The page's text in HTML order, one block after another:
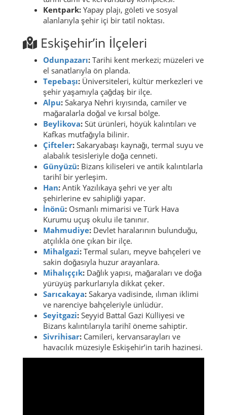
Kentpark: Yapay plajı, göleti ve sosyal
alanlarıyla şehir içi bir tatil noktası.
Eskişehir’in İlçeleri
Odunpazarı: Tarihi kent merkezi; müzeleri ve
el sanatlarıyla ön planda.
Tepebaşı: Üniversiteleri, kültür merkezleri ve
şehir yaşamıyla çağdaş bir ilçe.
Alpu: Sakarya Nehri kıyısında, camiler ve
mağaralarla doğal ve kırsal bölge.
Beylikova: Süt ürünleri, höyük kalıntıları ve
Kafkas mutfağıyla bilinir.
Çifteler: Sakaryabaşı kaynağı, termal suyu ve
alabalık tesisleriyle doğa cenneti.
Günyüzü: Bizans kiliseleri ve antik kalıntılarla
tarihî bir yerleşim.
Han: Antik Yazılıkaya şehri ve yer altı
şehirlerine ev sahipliği yapar.
İnönü: Osmanlı mimarisi ve Türk Hava
Kurumu uçuş okulu ile tanınır.
Mahmudiye: Devlet haralarının bulunduğu,
atçılıkla öne çıkan bir ilçe.
Mihalgazi: Termal suları, meyve bahçeleri ve
sakin doğasıyla huzur arayanlara.
Mihalıççık: Dağlık yapısı, mağaraları ve doğa
yürüyüş parkurlarıyla dikkat çeker.
Sarıcakaya: Sakarya vadisinde, ılıman iklimi
ve narenciye bahçeleriyle ünlüdür.
Seyitgazi: Seyyid Battal Gazi Külliyesi ve
Bizans kalıntılarıyla tarihî öneme sahiptir.
Sivrihisar: Camileri, kervansarayları ve
havacılık müzesiyle Eskişehir’in tarih hazinesi.